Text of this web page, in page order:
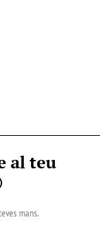
al teu
mans.